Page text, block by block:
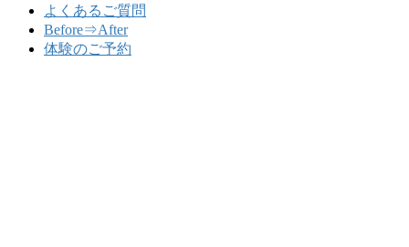
よくあるご質問
Before⇒After
体験のご予約